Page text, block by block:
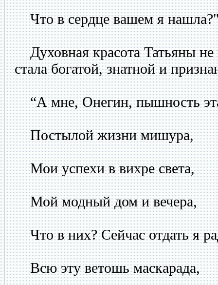
Что в сердце вашем я
Духовная красота Татьяны не
стала богатой, знатной и
“А мне, Онегин, пышность
Постылой жизни мишура,
Мои успехи в вихре света,
Мой модный дом и вечера,
Что в них? Сейчас отдать я
Всю эту ветошь маскарада,